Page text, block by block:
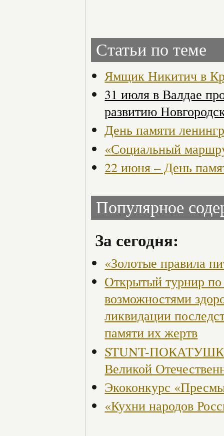
Статьи по теме
Ямщик Никитич в
31 июля в Валдае
развитию
День памяти
«Социальный
22 июня – День
Популярное
За сегодня:
«Золотые правила
Открытый турнир
возможностями
ликвидации
памяти их жертв
STUNT-
Великой
Экоконкурс
«Кухни народов